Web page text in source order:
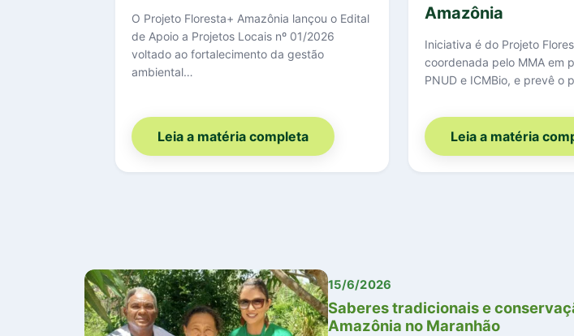
O Projeto Floresta+ Amazônia lançou o Edital
de Apoio a Projetos Locais nº 01/2026
voltado ao fortalecimento da gestão
ambiental…
Leia a matéria completa
Amazônia
Iniciativa é do Projeto
coordenada pelo MMA em
PNUD e ICMBio, e prevê o
Leia a matéria
15/6/2026
Saberes tradicionais e
Amazônia no Maranhão